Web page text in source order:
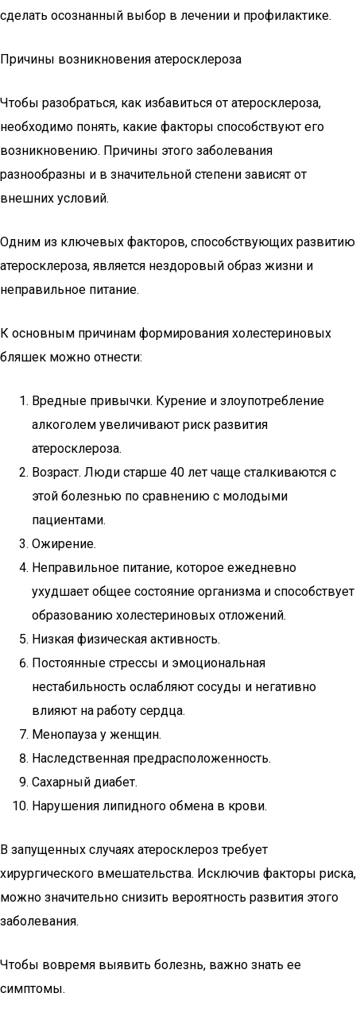
сделать осознанный выбор в лечении и профилактике.
Причины возникновения атеросклероза
Чтобы разобраться, как избавиться от атеросклероза,
необходимо понять, какие факторы способствуют его
возникновению. Причины этого заболевания
разнообразны и в значительной степени зависят от
внешних условий.
Одним из ключевых факторов, способствующих развитию
атеросклероза, является нездоровый образ жизни и
неправильное питание.
К основным причинам формирования холестериновых
бляшек можно отнести:
Вредные привычки. Курение и злоупотребление
алкоголем увеличивают риск развития
атеросклероза.
Возраст. Люди старше 40 лет чаще сталкиваются с
этой болезнью по сравнению с молодыми
пациентами.
Ожирение.
Неправильное питание, которое ежедневно
ухудшает общее состояние организма и способствует
образованию холестериновых отложений.
Низкая физическая активность.
Постоянные стрессы и эмоциональная
нестабильность ослабляют сосуды и негативно
влияют на работу сердца.
Менопауза у женщин.
Наследственная предрасположенность.
Сахарный диабет.
Нарушения липидного обмена в крови.
В запущенных случаях атеросклероз требует
хирургического вмешательства. Исключив факторы риска,
можно значительно снизить вероятность развития этого
заболевания.
Чтобы вовремя выявить болезнь, важно знать ее
симптомы.